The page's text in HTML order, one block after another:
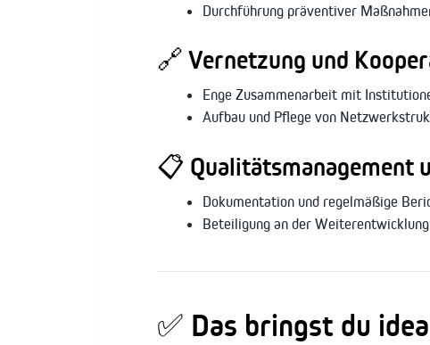
Durchführung präventiver
🔗 Vernetzung und
Enge Zusammenarbeit mit
Aufbau und Pflege von
📋 Qualitätsmanagement
Dokumentation und regelmäßige
Beteiligung an der
✅ Das bringst du